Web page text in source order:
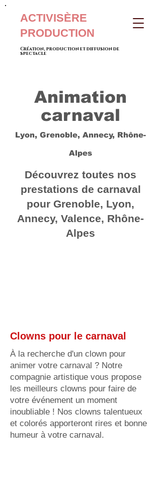
ACTIVISÈRE
PRODUCTION
Création, production et diffusion de
spectacle
Animation
carnaval
Lyon, Grenoble, Annecy, Rhône-
Alpes
Découvrez toutes nos
prestations de carnaval
pour Grenoble, Lyon,
Annecy, Valence, Rhône-
Alpes
Clowns pour le carnaval
À la recherche d'un clown pour
animer votre carnaval ? Notre
compagnie artistique vous propose
les meilleurs clowns pour faire de
votre événement un moment
inoubliable ! Nos clowns talentueux
et colorés apporteront rires et bonne
humeur à votre carnaval.